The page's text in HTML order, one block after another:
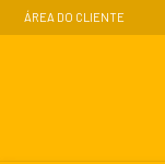
ÁREA DO CLIENTE